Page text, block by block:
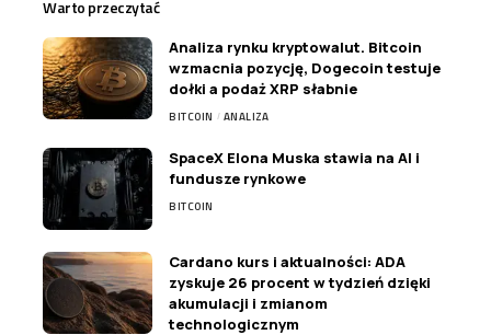
Warto przeczytać
Analiza rynku kryptowalut. Bitcoin
wzmacnia pozycję, Dogecoin testuje
dołki a podaż XRP słabnie
BITCOIN ANALIZA
SpaceX Elona Muska stawia na AI i
fundusze rynkowe
BITCOIN
Cardano kurs i aktualności: ADA
zyskuje 26 procent w tydzień dzięki
akumulacji i zmianom
technologicznym